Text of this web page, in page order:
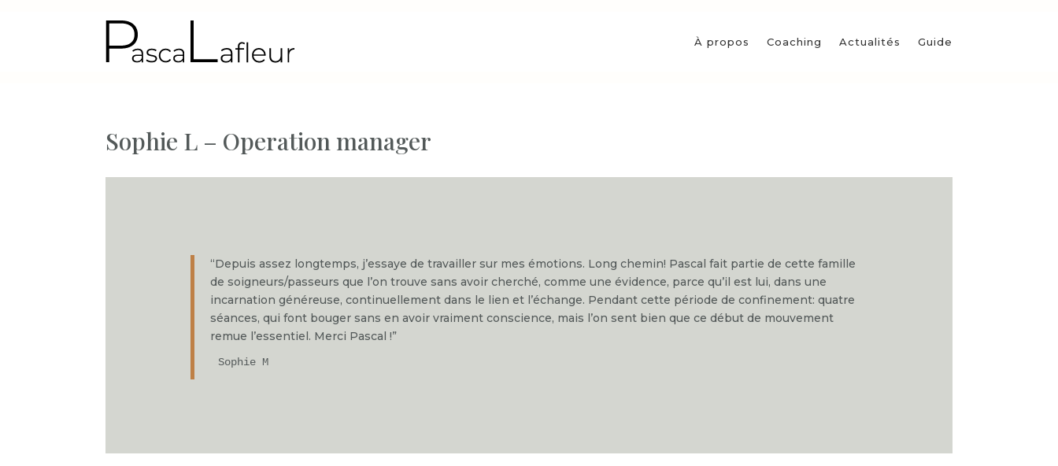
À propos Coaching Actualités Guide
Sophie L – Operation manager
“Depuis assez longtemps, j’essaye de travailler sur mes émotions. Long chemin! Pascal fait partie de cette famille
de soigneurs/passeurs que l’on trouve sans avoir cherché, comme une évidence, parce qu’il est lui, dans une
incarnation généreuse, continuellement dans le lien et l’échange. Pendant cette période de confinement: quatre
séances, qui font bouger sans en avoir vraiment conscience, mais l’on sent bien que ce début de mouvement
remue l’essentiel. Merci Pascal !”
Sophie M